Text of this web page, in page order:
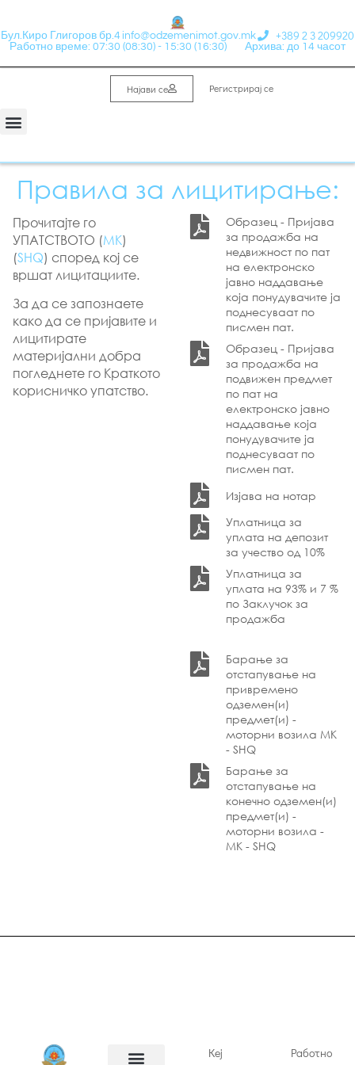
Бул.Киро Глигоров бр.4 info@odzemenimot.gov.mk +389 2 3 209920
Работно време: 07:30 (08:30) - 15:30 (16:30) Архива: до 14 часот
Најави се Регистрирај се
Правила за лицитирање:
Прочитајте го
УПАТСТВОТО (МК)
(SHQ) според кој се
вршат лицитациите.
За да се запознаете
како да се пријавите и
лицитирате
материјални добра
погледнете го Краткото
корисничко упатство.
Образец - Пријава
за продажба на
недвижност по пат
на електронско
јавно наддавање
која понудувачите ја
поднесуваат по
писмен пат.
Образец - Пријава
за продажба на
подвижен предмет
по пат на
електронско јавно
наддавање која
понудувачите ја
поднесуваат по
писмен пат.
Изјава на нотар
Уплатница за
уплата на депозит
за учество од 10%
Уплатница за
уплата на 93% и 7 %
по Заклучок за
продажба
Барање за
отстапување на
привремено
одземен(и)
предмет(и) -
моторни возила МК
- SHQ
Барање за
отстапување на
конечно одземен(и)
предмет(и) -
моторни возила -
МК - SHQ
Кеј
Работно